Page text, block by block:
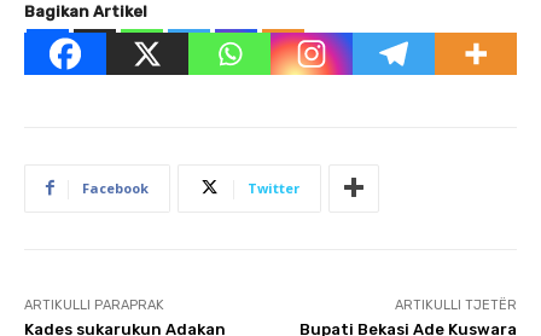
Bagikan Artikel
Facebook Twitter
ARTIKULLI PARAPRAK
Kades sukarukun Adakan
ARTIKULLI TJETËR
Bupati Bekasi Ade Kuswara